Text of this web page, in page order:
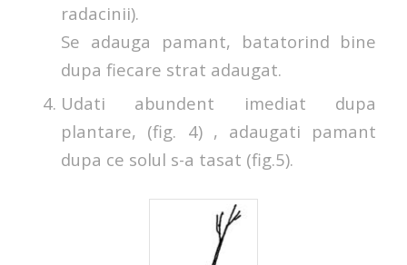
radacinii).
Se adauga pamant, batatorind bine
dupa fiecare strat adaugat.
Udati abundent imediat dupa
plantare, (fig. 4) , adaugati pamant
dupa ce solul s-a tasat (fig.5).